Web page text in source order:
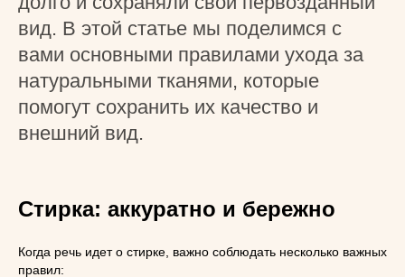
вид. В этой статье мы поделимся с
вами основными правилами ухода за
натуральными тканями, которые
помогут сохранить их качество и
внешний вид.
Стирка: аккуратно и бережно
Когда речь идет о стирке, важно соблюдать несколько важных
правил: